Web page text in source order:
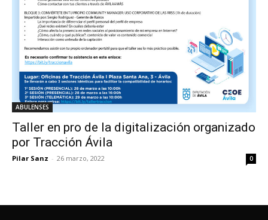
ABULENSES
Taller en pro de la digitalización organizado
por Tracción Ávila
Pilar Sanz - 26 marzo, 2022 0